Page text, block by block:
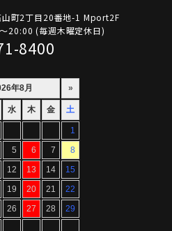
山町2丁目20番地-1 Mport2F
20:00 (毎週木曜定休日)
8400